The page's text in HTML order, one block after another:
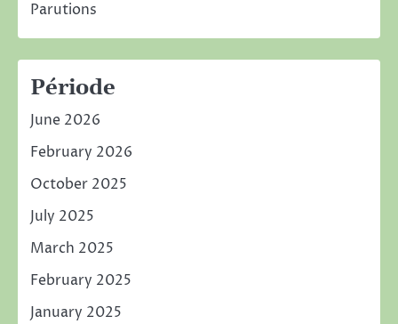
Parutions
Période
June 2026
February 2026
October 2025
July 2025
March 2025
February 2025
January 2025